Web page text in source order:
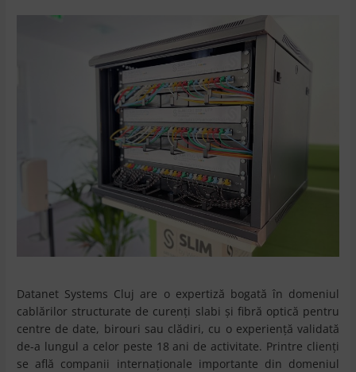
Datanet Systems Cluj are o expertiză bogată în domeniul
cablărilor structurate de curenți slabi și fibră optică pentru
centre de date, birouri sau clădiri, cu o experiență validată
de-a lungul a celor peste 18 ani de activitate. Printre clienți
se află companii internaționale importante din domeniul